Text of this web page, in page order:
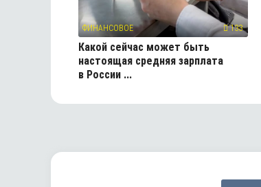
ФИНАНСОВОЕ 133
Какой сейчас может быть
настоящая средняя зарплата
в России ...